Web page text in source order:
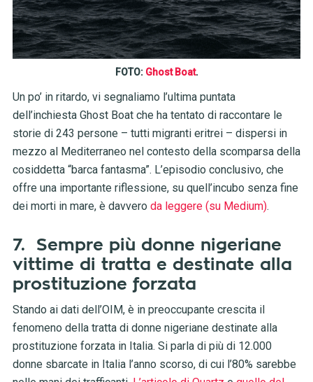
FOTO: Ghost Boat.
Un po’ in ritardo, vi segnaliamo l’ultima puntata
dell’inchiesta Ghost Boat che ha tentato di raccontare le
storie di 243 persone – tutti migranti eritrei – dispersi in
mezzo al Mediterraneo nel contesto della scomparsa della
cosiddetta “barca fantasma”. L’episodio conclusivo, che
offre una importante riflessione, su quell’incubo senza fine
dei morti in mare, è davvero da leggere (su Medium).
7. Sempre più donne nigeriane
vittime di tratta e destinate alla
prostituzione forzata
Stando ai dati dell’OIM, è in preoccupante crescita il
fenomeno della tratta di donne nigeriane destinate alla
prostituzione forzata in Italia. Si parla di più di 12.000
donne sbarcate in Italia l’anno scorso, di cui l’80% sarebbe